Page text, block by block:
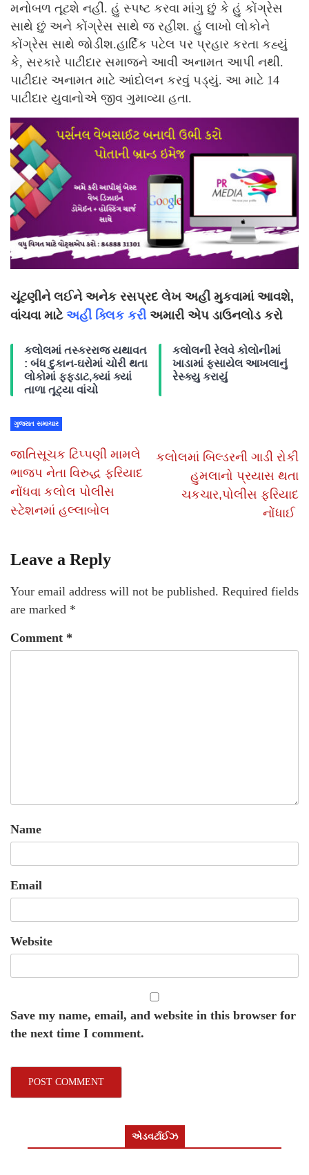
મનોબળ તૂટશે નહીં. હું સ્પષ્ટ કરવા માંગુ છું કે હું કોંગ્રેસ
સાથે છું અને કોંગ્રેસ સાથે જ રહીશ. હું લાખો લોકોને
કોંગ્રેસ સાથે જોડીશ.હાર્દિક પટેલ પર પ્રહાર કરતા કહ્યું
કે, સરકારે પાટીદાર સમાજને આવી અનામત આપી નથી.
પાટીદાર અનામત માટે આંદોલન કરવું પડ્યું. આ માટે 14
પાટીદાર યુવાનોએ જીવ ગુમાવ્યા હતા.
ચૂંટણીને લઈને અનેક રસપ્રદ લેખ અહીં મુકવામાં આવશે,
વાંચવા માટે અહીં ક્લિક કરી અમારી એપ ડાઉનલોડ કરો
કલોલમાં તસ્કરરાજ યથાવત
: બંધ દુકાન-ઘરોમાં ચોરી થતા
લોકોમાં ફફડાટ,ક્યાં ક્યાં
તાળા તૂટ્યા વાંચો
કલોલની રેલવે કોલોનીમાં
ખાડામાં ફસાયેલ આખલાનું
રેસ્ક્યુ કરાયું
ગુજરાત સમાચાર
જાતિસૂચક ટિપ્પણી મામલે
ભાજપ નેતા વિરુદ્ધ ફરિયાદ
નોંધવા કલોલ પોલીસ
સ્ટેશનમાં હલ્લાબોલ
કલોલમાં બિલ્ડરની ગાડી રોકી
હુમલાનો પ્રયાસ થતા
ચકચાર,પોલીસ ફરિયાદ
નોંધાઈ
Leave a Reply
Your email address will not be published. Required fields
are marked *
Comment *
Name
Email
Website
Save my name, email, and website in this browser for
the next time I comment.
એડવર્ટાઈઝ